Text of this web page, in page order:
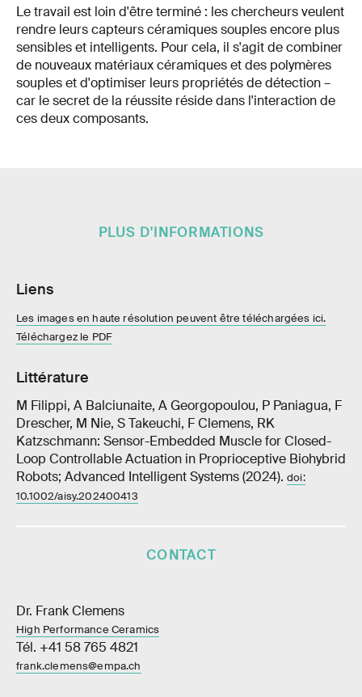
Le travail est loin d'être terminé : les chercheurs veulent
rendre leurs capteurs céramiques souples encore plus
sensibles et intelligents. Pour cela, il s'agit de combiner
de nouveaux matériaux céramiques et des polymères
souples et d'optimiser leurs propriétés de détection –
car le secret de la réussite réside dans l'interaction de
ces deux composants.
PLUS D'INFORMATIONS
Liens
Les images en haute résolution peuvent être téléchargées ici.
Téléchargez le PDF
Littérature
M Filippi, A Balciunaite, A Georgopoulou, P Paniagua, F
Drescher, M Nie, S Takeuchi, F Clemens, RK
Katzschmann: Sensor-Embedded Muscle for Closed-
Loop Controllable Actuation in Proprioceptive Biohybrid
Robots; Advanced Intelligent Systems (2024). doi:
10.1002/aisy.202400413
CONTACT
Dr. Frank Clemens
High Performance Ceramics
Tél. +41 58 765 4821
frank.clemens@empa.ch